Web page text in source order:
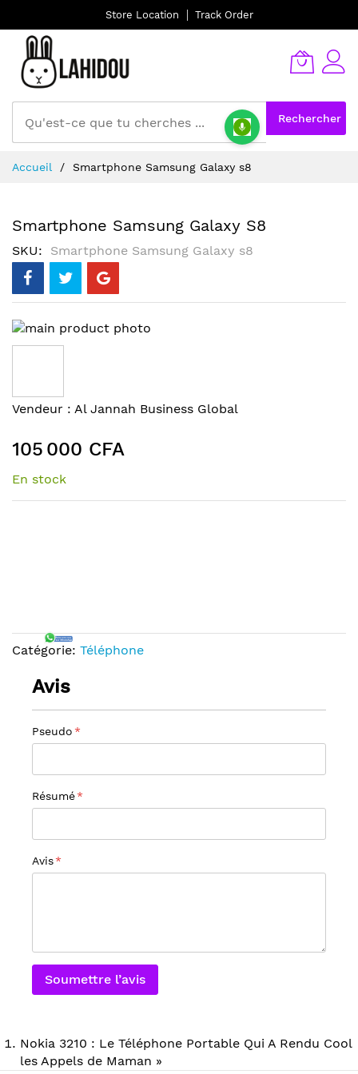
Store Location Track Order
Rechercher
au
Accueil Smartphone Samsung Galaxy s8
Smartphone Samsung Galaxy S8
SKU Smartphone Samsung Galaxy s8
Skip
to
of
the
gallery
Skip
the
beginning
of
Vendeur : Al Jannah Business Global
105 000 CFA
En stock
Catégorie: Téléphone
Avis
Pseudo
Résumé
Avis
Soumettre l’avis
Nokia 3210 : Le Téléphone Portable Qui A Rendu Cool
les Appels de Maman »